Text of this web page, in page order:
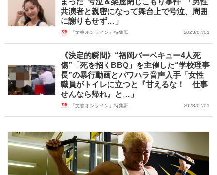
まった“号泣＆楽屋閉じこもり事件”「男性
共演者と親密になって舞台上で号泣、周囲
に謝りもせず…」
「文春オンライン」特集班 2023/07/01
《決定的瞬間》“福岡バーベキュー4人死
傷”「死を招くBBQ」を主催した“学校理事
長”の暴行動画とパワハラ音声入手「女性
職員がトイレに立つと『甘えるな！ 仕事
せんなら帰れ』と…」
「文春オンライン」特集班 2023/07/01